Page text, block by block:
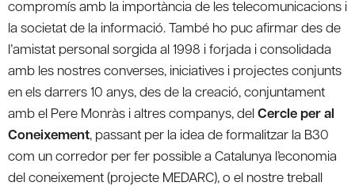
compromís amb la importància de les telecomunicacions i
la societat de la informació. També ho puc afirmar des de
l’amistat personal sorgida al 1998 i forjada i consolidada
amb les nostres converses, iniciatives i projectes conjunts
en els darrers 10 anys, des de la creació, conjuntament
amb el Pere Monràs i altres companys, delCercle per al
Coneixement, passant per la idea de formalitzar la B30
com un corredor per fer possible a Catalunya l’economia
del coneixement (projecte MEDARC), o el nostre treball